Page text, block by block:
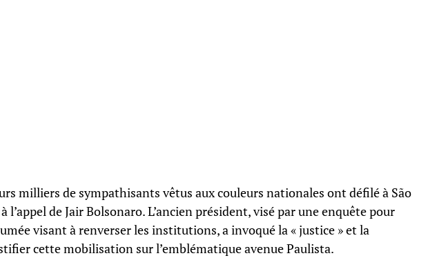
milliers de sympathisants vêtus aux couleurs nationales ont défilé à São
l’appel de Jair Bolsonaro. L’ancien président, visé par une enquête pour
visant à renverser les institutions, a invoqué la « justice » et la
cette mobilisation sur l’emblématique avenue Paulista.